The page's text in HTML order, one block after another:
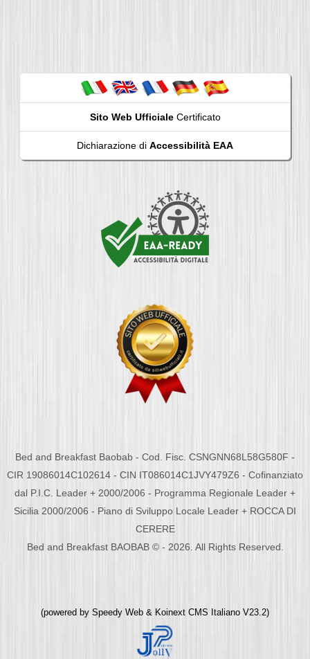
Sito Web UfficialeCertificato
Dichiarazione di Accessibilità EAA
Bed and Breakfast Baobab - Cod. Fisc. CSNGNN68L58G580F -
CIR 19086014C102614 - CIN IT086014C1JVY479Z6 - Cofinanziato
dal P.I.C. Leader + 2000/2006 - Programma Regionale Leader +
Sicilia 2000/2006 - Piano di Sviluppo Locale Leader + ROCCA DI
CERERE
Bed and Breakfast BAOBAB © - 2026. All Rights Reserved.
(powered by Speedy Web & Koinext CMS Italiano V23.2)